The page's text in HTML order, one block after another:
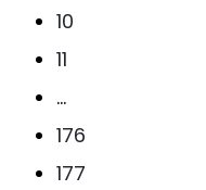
10
11
…
176
177